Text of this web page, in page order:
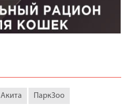
Акита ПаркЗоо